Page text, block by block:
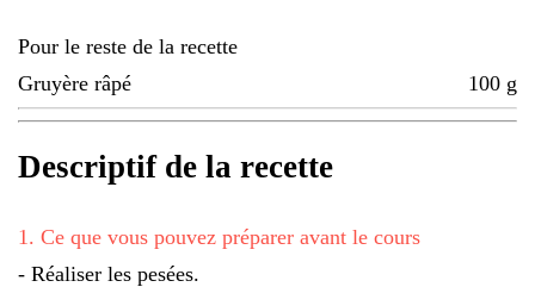
Pour le reste de la recette
Gruyère râpé
100 g
Descriptif de la recette
1 . Ce que vous pouvez préparer avant le cours
- Réaliser les pesées.